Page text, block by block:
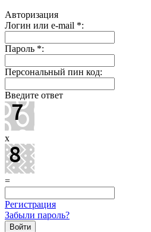
Авторизация
Логин или e-mail *:
Пароль *:
Персональный пин код:
Введите ответ
x
=
Регистрация
Забыли пароль?